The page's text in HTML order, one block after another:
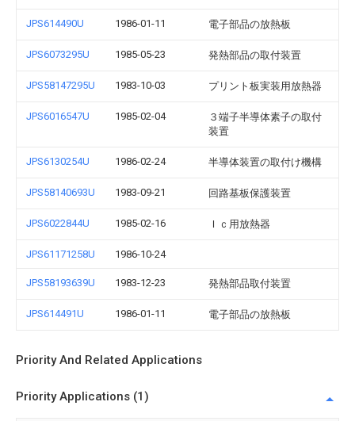
JPS614490U 1986-01-11 電子部品の放熱板
JPS6073295U 1985-05-23 発熱部品の取付装置
JPS58147295U 1983-10-03 プリント板実装用放熱器
JPS6016547U 1985-02-04
３端子半導体素子の取付
装置
JPS6130254U 1986-02-24 半導体装置の取付け機構
JPS58140693U 1983-09-21 回路基板保護装置
JPS6022844U 1985-02-16 Ｉｃ用放熱器
JPS61171258U 1986-10-24
JPS58193639U 1983-12-23 発熱部品取付装置
JPS614491U 1986-01-11 電子部品の放熱板
Priority And Related Applications
Priority Applications (1)